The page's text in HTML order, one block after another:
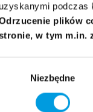
uzyskanymi podczas
plików
w tym m.in.
Niezbędne
I SZTUKA